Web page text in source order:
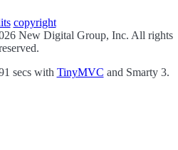
copyright
New Digital Group, Inc. All rights
secs with TinyMVC and Smarty 3.